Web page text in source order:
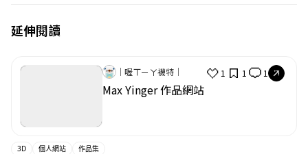
延伸閱讀
｜喔ㄒㄧㄚ襪特｜
Max Yinger 作品網站
1 1 1
3D 個人網站 作品集